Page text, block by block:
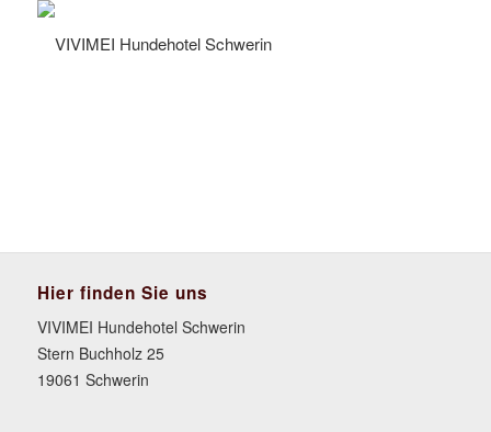
Hier finden Sie uns
VIVIMEI Hundehotel Schwerin
Stern Buchholz 25
19061 Schwerin